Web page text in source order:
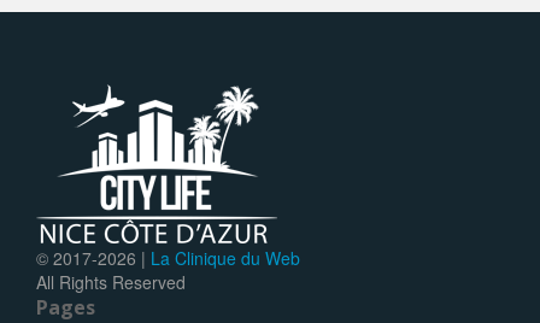
© 2017-2026 | La Clinique du Web
All Rights Reserved
Pages